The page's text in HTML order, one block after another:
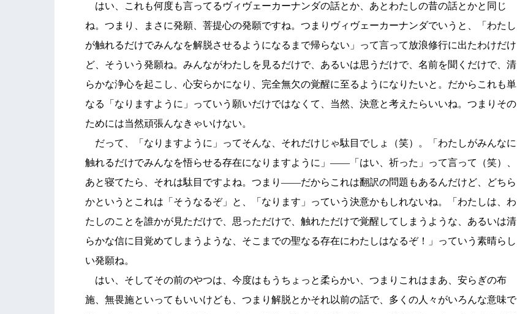
はい、これも何度も言ってるヴィヴェーカーナンダの話とか、あとわたしの昔の話とかと同じ
ね。つまり、まさに発願、菩提心の発願ですね。つまりヴィヴェーカーナンダでいうと、「わたし
が触れるだけでみんなを解脱させるようになるまで帰らない」って言って放浪修行に出たわけだけ
ど、そういう発願ね。みんながわたしを見るだけで、あるいは思うだけで、名前を聞くだけで、清
らかな浄心を起こし、心安らかになり、完全無欠の覚醒に至るようになりたいと。だからこれも単
なる「なりますように」っていう願いだけではなくて、当然、決意と考えたらいいね。つまりその
ためには当然頑張んなきゃいけない。
だって、「なりますように」ってそんな、それだけじゃ駄目でしょ（笑）。「わたしがみんなに
触れるだけでみんなを悟らせる存在になりますように」――「はい、祈った」って言って（笑）、
あと寝てたら、それは駄目ですよね。つまり――だからこれは翻訳の問題もあるんだけど、どちら
かというとこれは「そうなるぞ」と、「なります」っていう決意かもしれないね。「わたしは、わ
たしのことを誰かが見ただけで、思っただけで、触れただけで覚醒してしまうような、あるいは清
らかな信に目覚めてしまうような、そこまでの聖なる存在にわたしはなるぞ！」っていう素晴らし
い発願ね。
はい、そしてその前のやつは、今度はもうちょっと柔らかい、つまりこれはまあ、安らぎの布
施、無畏施といってもいいけども、つまり解脱とかそれ以前の話で、多くの人々がいろんな意味で